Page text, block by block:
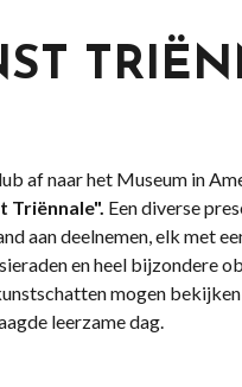
af naar het Museum in
Triënnale". Een diverse
aan deelnemen, elk met
en heel bijzondere
mogen
leerzame dag.